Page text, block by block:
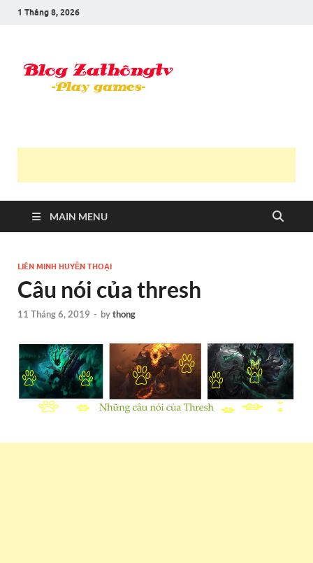
1 Tháng 8, 2026
MAIN MENU
LIÊN MINH HUYỀN THOẠI
Câu nói của thresh
11 Tháng 6, 2019 - bythong